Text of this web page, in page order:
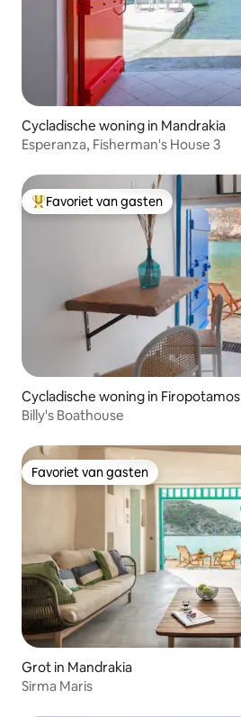
Cycladische woning in Mandrakia
Esperanza, Fisherman's House 3
Topfavoriet van gasten
Favoriet van gasten
Cycladische woning in Firopotamos
Billy's Boathouse
Favoriet van gasten
Favoriet van gasten
Grot in Mandrakia
Sirma Maris